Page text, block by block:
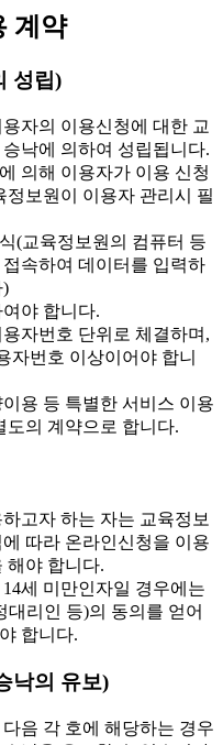
계약
성립)
자의 이용신청에 대한 교
낙에 의하여 성립됩니다.
의해 이용자가 이용 신청
정보원이 이용자 관리시 필
(교육정보원의 컴퓨터 등
속하여 데이터를 입력하
)
야 합니다.
자번호 단위로 체결하며,
자번호 이상이어야 합니
용 등 특별한 서비스 이용
도의 계약으로 합니다.
고자 하는 자는 교육정보
따라 온라인신청을 이용
해야 합니다.
세 미만인자일 경우에는
대리인 등)의 동의를 얻어
합니다.
낙의 유보)
음 각 호에 해당하는 경우